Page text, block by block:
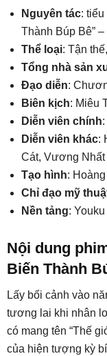
Nguyên tác:
Thành Búp Bê”
Thể loại: Tận
Tổng nhà sản
Đạo diễn:
Biên kịch: Miêu
Diễn viên chính
Diễn viên khác:
Cát, Vương
Tạo hình:
Chỉ đạo mỹ
Nền tảng: Youku
Nội dung
Biến Thành
Lấy bối cảnh vào
tương lai khi nhân
có mang tên “Thế
của hiện tượng kỳ